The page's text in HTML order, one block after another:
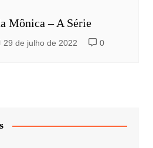
Mônica – A Série
29 de julho de 2022 0